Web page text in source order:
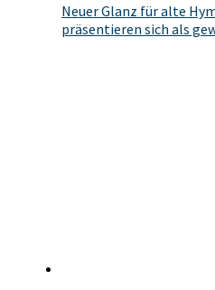
Neuer Glanz für alte
präsentieren sich als